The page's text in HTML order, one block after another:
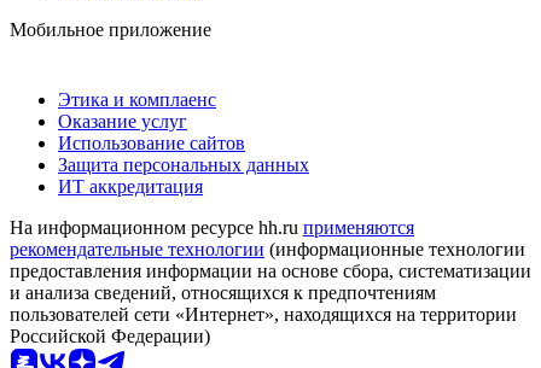
Мобильное приложение
Этика и комплаенс
Оказание услуг
Использование сайтов
Защита персональных данных
ИТ аккредитация
На информационном ресурсе hh.ru применяются
рекомендательные технологии (информационные технологии
предоставления информации на основе сбора, систематизации
и анализа сведений, относящихся к предпочтениям
пользователей сети «Интернет», находящихся на территории
Российской Федерации)